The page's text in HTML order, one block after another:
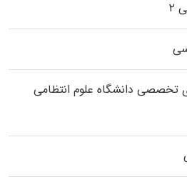
۲
تخصصی داﻧﺸﮕﺎه ﻋﻠﻮم انتظامی